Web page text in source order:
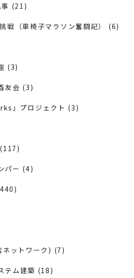
事 (21)
戦（車椅子マラソン奮闘記） (6)
(3)
友会 (3)
」プロジェクト (3)
パー (4)
ネットワーク) (7)
テム建築 (18)